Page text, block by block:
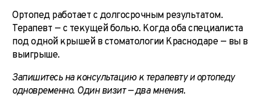
Ортопед работает с долгосрочным результатом.
Терапевт — с текущей болью. Когда оба специалиста
под одной крышей в стоматологии Краснодаре — вы в
выигрыше.
Запишитесь на консультацию к терапевту и ортопеду
одновременно. Один визит — два мнения.